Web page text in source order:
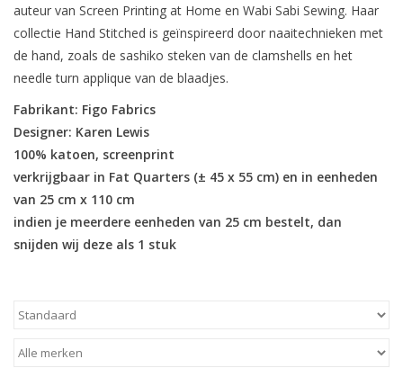
Koopjeshoek
Laatste Kans
Cadeaubonnen
Nanno Blog
Merken
auteur van Screen Printing at Home en Wabi Sabi Sewing. Haar
collectie Hand Stitched is geïnspireerd door naaitechnieken met
de hand, zoals de sashiko steken van de clamshells en het
needle turn applique van de blaadjes.
Fabrikant: Figo Fabrics
Designer: Karen Lewis
100% katoen, screenprint
verkrijgbaar in Fat Quarters (± 45 x 55 cm) en in eenheden
van 25 cm x 110 cm
indien je meerdere eenheden van 25 cm bestelt, dan
snijden wij deze als 1 stuk